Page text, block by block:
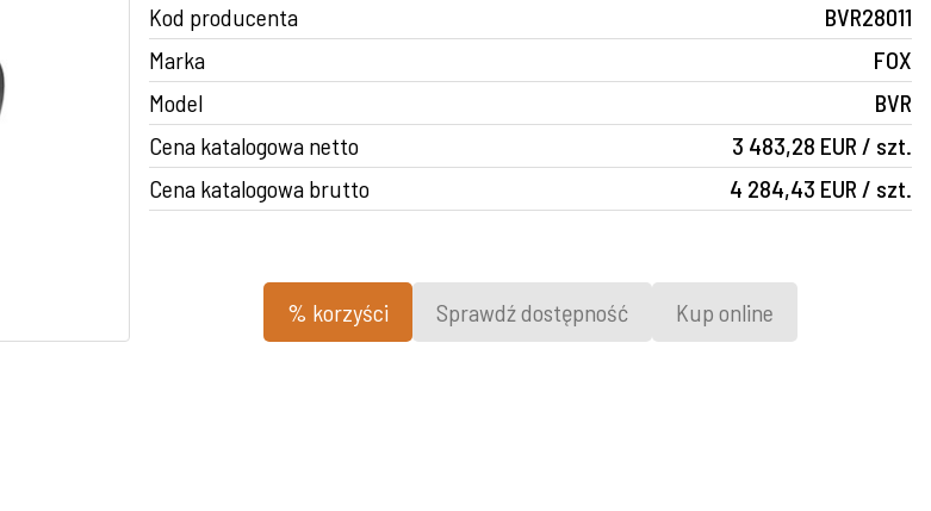
Kod producenta
BVR28011
Marka
FOX
Model
BVR
Cena katalogowa netto
3 483,28 EUR / szt.
Cena katalogowa brutto
4 284,43 EUR / szt.
% korzyści Sprawdź dostępność Kup online